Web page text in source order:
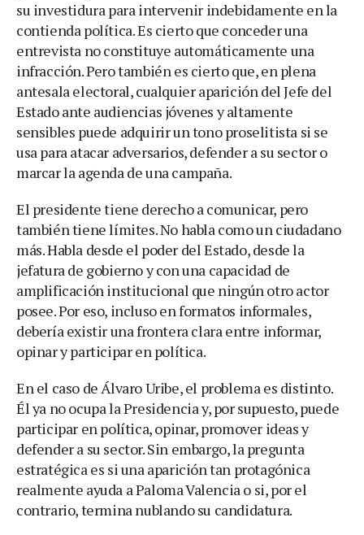
su investidura para intervenir indebidamente en la
contienda política. Es cierto que conceder una
entrevista no constituye automáticamente una
infracción. Pero también es cierto que, en plena
antesala electoral, cualquier aparición del Jefe del
Estado ante audiencias jóvenes y altamente
sensibles puede adquirir un tono proselitista si se
usa para atacar adversarios, defender a su sector o
marcar la agenda de una campaña.
El presidente tiene derecho a comunicar, pero
también tiene límites. No habla como un ciudadano
más. Habla desde el poder del Estado, desde la
jefatura de gobierno y con una capacidad de
amplificación institucional que ningún otro actor
posee. Por eso, incluso en formatos informales,
debería existir una frontera clara entre informar,
opinar y participar en política.
En el caso de Álvaro Uribe, el problema es distinto.
Él ya no ocupa la Presidencia y, por supuesto, puede
participar en política, opinar, promover ideas y
defender a su sector. Sin embargo, la pregunta
estratégica es si una aparición tan protagónica
realmente ayuda a Paloma Valencia o si, por el
contrario, termina nublando su candidatura.